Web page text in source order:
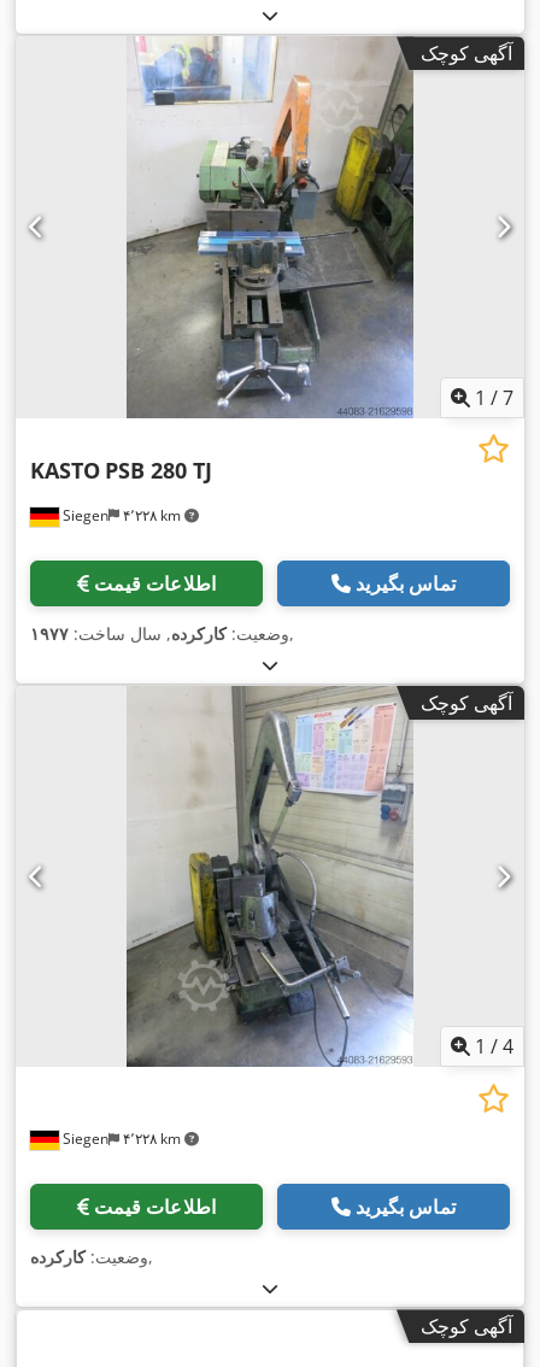
آگهی کوچک
1 /7
Siegen ۴٬۲۲۸ km
KASTO PSB 280 TJ
اطلاعات قیمت تماس بگیرید
وضعیت:کارکرده, سال ساخت: ۱۹۷۷ ,
آگهی کوچک
1 /4
Siegen ۴٬۲۲۸ km
اطلاعات قیمت تماس بگیرید
وضعیت:کارکرده ,
آگهی کوچک